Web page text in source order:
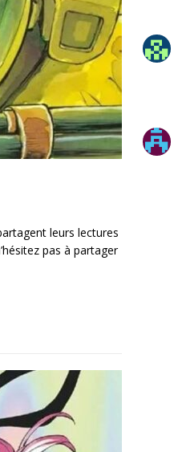
leurs lectures
pas à partager